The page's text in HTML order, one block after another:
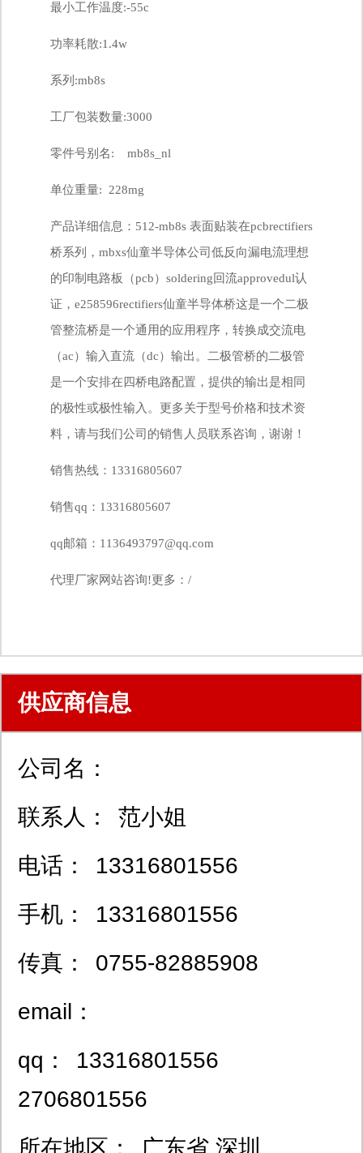
最小工作温度:-55c
功率耗散:1.4w
系列:mb8s
工厂包装数量:3000
零件号别名: mb8s_nl
单位重量: 228mg
产品详细信息： 512-mb8s 表面贴装在pcbrectifiers
桥系列，mbxs仙童半导体公司低反向漏电流理想
的印制电路板（pcb）soldering回流approvedul认
证，e258596rectifiers仙童半导体桥这是一个二极
管整流桥是一个通用的应用程序，转换成交流电
（ac）输入直流（dc）输出。二极管桥的二极管
是一个安排在四桥电路配置，提供的输出是相同
的极性或极性输入。更多关于型号价格和技术资
料，请与我们公司的销售人员联系咨询，谢谢！
销售热线：13316805607
销售qq：13316805607
qq邮箱： 1136493797@qq.com
代理厂家网站咨询!更多：/
供应商信息
公司名：
联系人：
范小姐
电话：
13316801556
手机：
13316801556
传真：
0755-82885908
email：
qq：
13316801556
2706801556
所在地区：
广东省 深圳